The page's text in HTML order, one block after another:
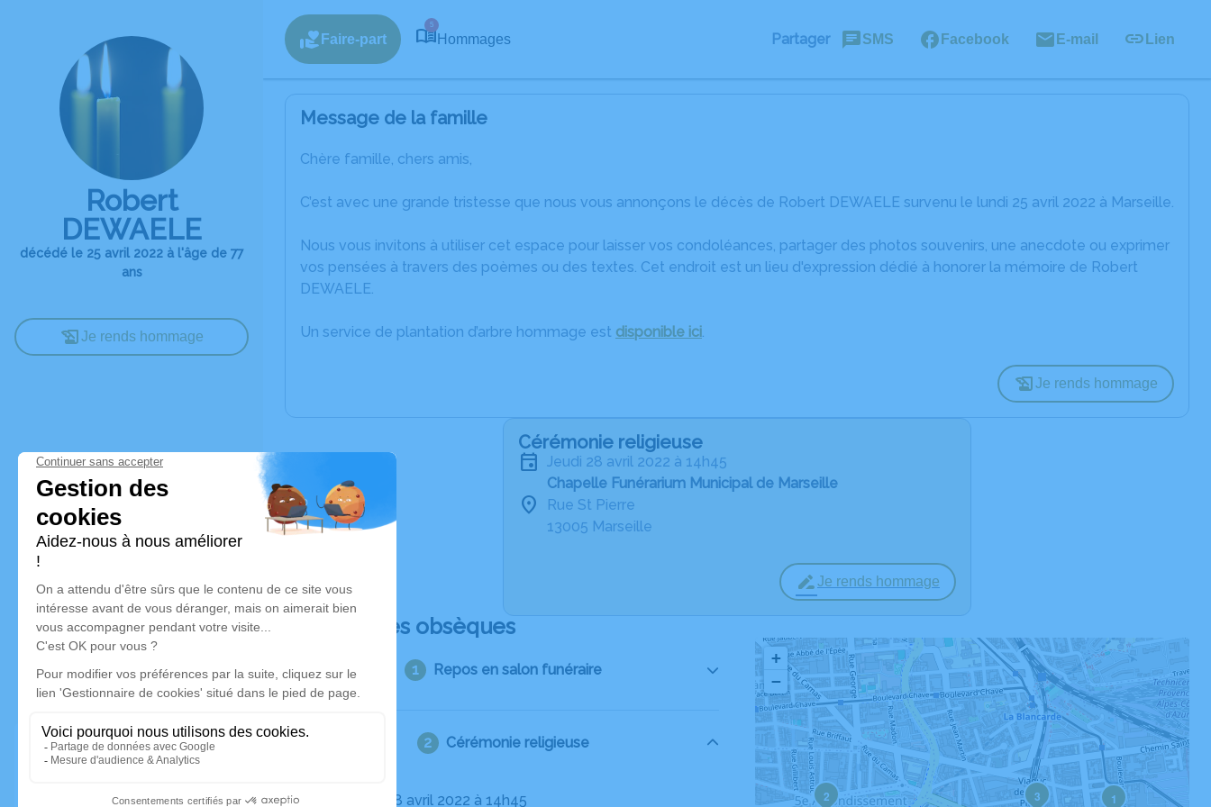
Robert
DEWAELE
décédé le 25 avril 2022 à l'âge de 77
ans
Je rends hommage
Faire-part
5
Hommages Partager SMS Facebook E-mail Lien
Message de la famille
Chère famille, chers amis,
C’est avec une grande tristesse que nous vous annonçons le décès de Robert DEWAELE survenu le lundi 25 avril 2022 à Marseille.
Nous vous invitons à utiliser cet espace pour laisser vos condoléances, partager des photos souvenirs, une anecdote ou exprimer
vos pensées à travers des poèmes ou des textes. Cet endroit est un lieu d'expression dédié à honorer la mémoire de Robert
DEWAELE.
Un service de plantation d’arbre hommage est disponible ici.
Je rends hommage
Cérémonie religieuse
jeudi 28 avril 2022 à 14h45
Chapelle Funérarium Municipal de Marseille
Rue St Pierre
13005 Marseille
Je rends hommage
Déroulé des obsèques
Repos en salon funéraire
Cérémonie religieuse
Le jeudi 28 avril 2022 à 14h45 1
2 3
+
−